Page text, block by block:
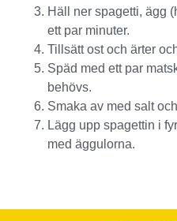
Häll ner spagetti, ägg
ett par minuter.
Tillsätt ost och ärter
Späd med ett par
behövs.
Smaka av med salt
Lägg upp spagettin i
med äggulorna.